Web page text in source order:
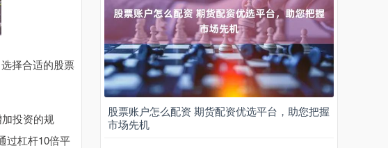
择合适的股票
投资的规
过杠杆10倍平
股票账户怎么配资 期货配资优选平台，助您把握
市场先机